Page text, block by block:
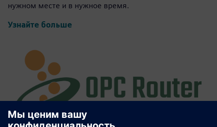
нужном месте и в нужное время.
Узнайте больше